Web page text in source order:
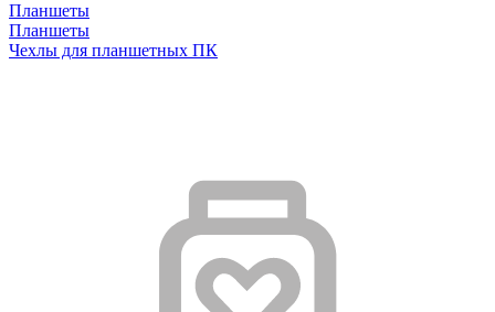
Планшеты
Планшеты
Чехлы для планшетных ПК